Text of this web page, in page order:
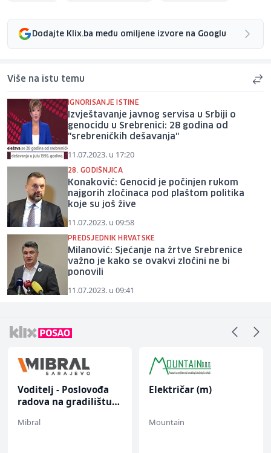
Dodajte Klix.ba među omiljene izvore na Googlu
Više na istu temu
IGNORISANJE ISTINE
Izvještavanje javnog servisa u Srbiji o
genocidu u Srebrenici: 28 godina od
"srebreničkih dešavanja"
11.07.2023. u 17:20
28. GODIŠNJICA
Konaković: Genocid je počinjen rukom
najgorih zločinaca pod plaštom politika
koje su još žive
11.07.2023. u 09:58
PREDSJEDNIK HRVATSKE
Milanović: Sjećanje na žrtve Srebrenice
važno je kako se ovakvi zločini ne bi
ponovili
11.07.2023. u 09:41
Voditelj - Poslovođa
radova na gradilištu
Mibral
Električar (m)
Mountain